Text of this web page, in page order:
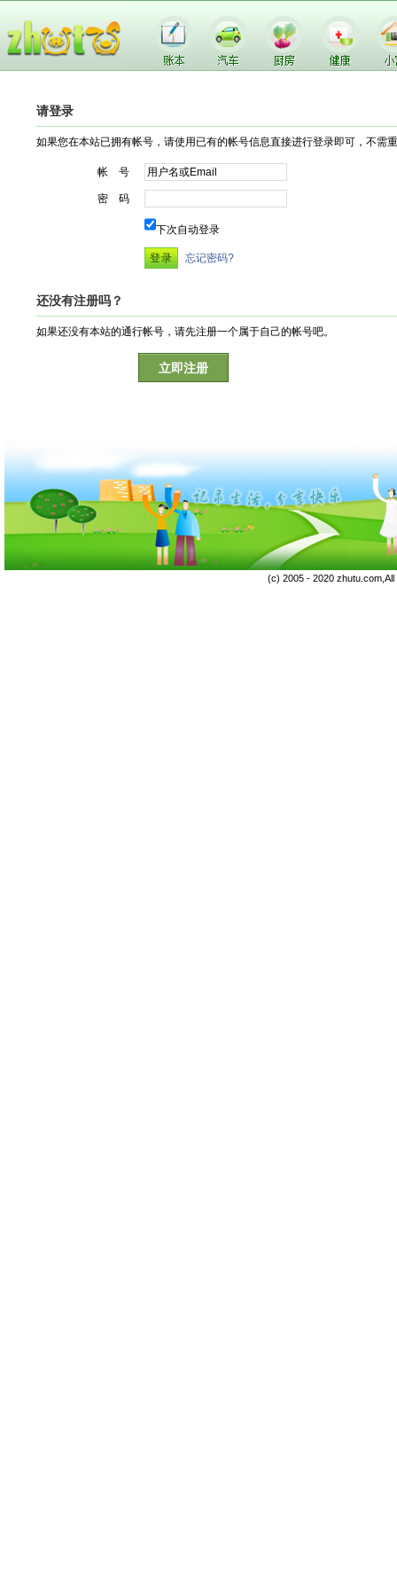
请登录
如果您在本站已拥有帐号，请使用已有的帐号信息直接进行登录即可，不需
帐 号
密 码
下次自动登录
忘记密码?
还没有注册吗？
如果还没有本站的通行帐号，请先注册一个属于自己的帐号吧。
立即注册
(c) 2005 - 2020